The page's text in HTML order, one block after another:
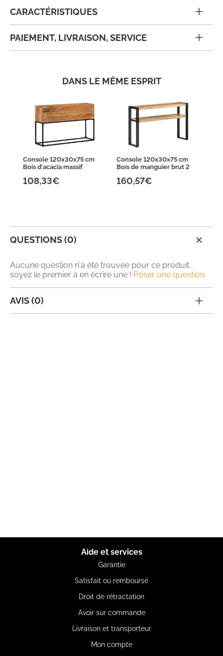
CARACTÉRISTIQUES
PAIEMENT, LIVRAISON, SERVICE
DANS LE MÊME ESPRIT
Console 120x30x75 cm
Bois d'acacia massif
108,33€
Console 120x30x75 cm
Bois de manguier brut 2
160,57€
QUESTIONS (0)
Aucune question n'a été trouvée pour ce produit,
soyez le premier à en écrire une ! Poser une question
AVIS (0)
Aide et services
Garantie
Satisfait ou remboursé
Droit de rétractation
Avoir sur commande
Livraison et transporteur
Mon compte